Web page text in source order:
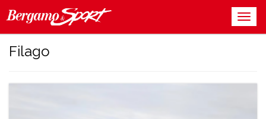
Filago